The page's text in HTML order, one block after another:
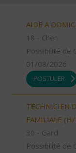
AIDE A
18 - Cher
Possibilité de
01/08/2026
POSTULER
TECHNICIEN
FAMILIALE (H/
30 - Gard
Possibilité de